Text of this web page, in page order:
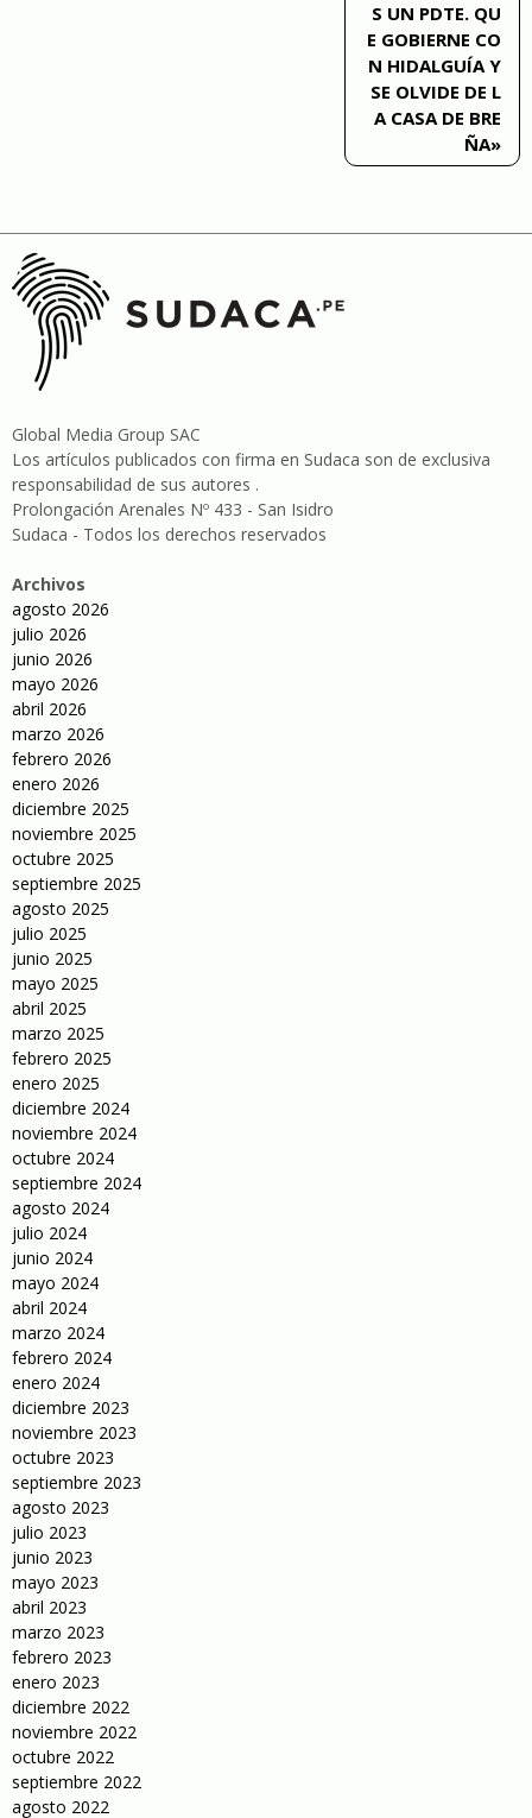
S UN PDTE. QU
E GOBIERNE CO
N HIDALGUÍA Y
SE OLVIDE DE L
A CASA DE BRE
ÑA»
Global Media Group SAC
Los artículos publicados con firma en Sudaca son de exclusiva
responsabilidad de sus autores .
Prolongación Arenales Nº 433 - San Isidro
Sudaca - Todos los derechos reservados
Archivos
agosto 2026
julio 2026
junio 2026
mayo 2026
abril 2026
marzo 2026
febrero 2026
enero 2026
diciembre 2025
noviembre 2025
octubre 2025
septiembre 2025
agosto 2025
julio 2025
junio 2025
mayo 2025
abril 2025
marzo 2025
febrero 2025
enero 2025
diciembre 2024
noviembre 2024
octubre 2024
septiembre 2024
agosto 2024
julio 2024
junio 2024
mayo 2024
abril 2024
marzo 2024
febrero 2024
enero 2024
diciembre 2023
noviembre 2023
octubre 2023
septiembre 2023
agosto 2023
julio 2023
junio 2023
mayo 2023
abril 2023
marzo 2023
febrero 2023
enero 2023
diciembre 2022
noviembre 2022
octubre 2022
septiembre 2022
agosto 2022